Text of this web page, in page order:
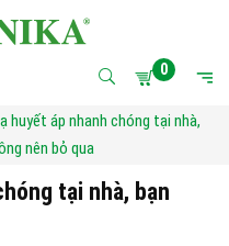
0
huyết áp nhanh chóng tại nhà,
nên bỏ qua
tại nhà, bạn